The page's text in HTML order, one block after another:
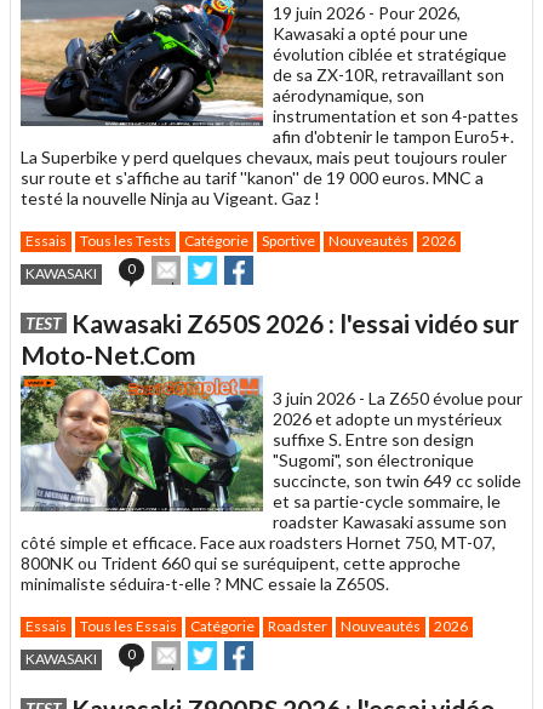
19 juin 2026 - Pour 2026,
Kawasaki a opté pour une
évolution ciblée et stratégique
de sa ZX-10R, retravaillant son
aérodynamique, son
instrumentation et son 4-pattes
afin d'obtenir le tampon Euro5+.
La Superbike y perd quelques chevaux, mais peut toujours rouler
sur route et s'affiche au tarif ''kanon'' de 19 000 euros. MNC a
testé la nouvelle Ninja au Vigeant. Gaz !
Essais Tous les Tests Catégorie Sportive Nouveautés
2026
KAWASAKI
0
Envoyer
cet
à
un
ami
Partager
sur sur
TEST Kawasaki Z650S 2026 : l'essai vidéo sur
Moto-Net.Com
3 juin 2026 - La Z650 évolue pour
2026 et adopte un mystérieux
suffixe S. Entre son design
"Sugomi", son électronique
succincte, son twin 649 cc solide
et sa partie-cycle sommaire, le
roadster Kawasaki assume son
côté simple et efficace. Face aux roadsters Hornet 750, MT-07,
800NK ou Trident 660 qui se suréquipent, cette approche
minimaliste séduira-t-elle ? MNC essaie la Z650S.
Essais Tous les Essais Catégorie Roadster Nouveautés
2026
KAWASAKI
0
Envoyer
cet
Partager
sur sur